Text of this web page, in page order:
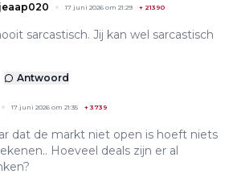
17 juni 2026 om 21:29 + 21390
sarcastisch. Jij kan wel sarcastisch
Antwoord
17 juni 2026 om 21:35 + 3739
dat de markt niet open is hoeft niets
Hoeveel deals zijn er al